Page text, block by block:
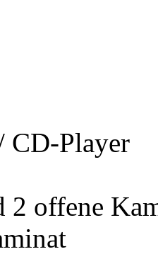
CD-Player
2 offene